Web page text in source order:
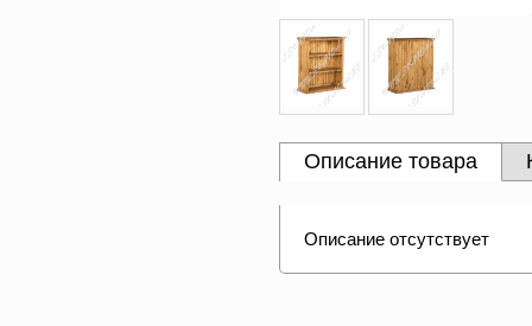
Описание товара
Описание отсутствует